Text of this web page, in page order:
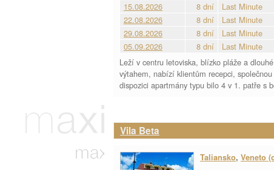
15.08.2026
8 dní Last Minute
22.08.2026
8 dní Last Minute
29.08.2026
8 dní Last Minute
05.09.2026
8 dní Last Minute
Leží v centru letoviska, blízko pláže a
výtahem, nabízí klientům recepci,
dispozici apartmány typu bilo 4 v 1. patře s
Vila Beta
Taliansko, Veneto